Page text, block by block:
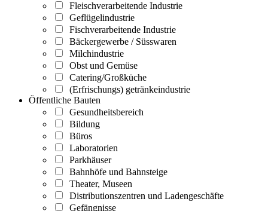
Fleischverarbeitende Industrie
Geflügelindustrie
Fischverarbeitende Industrie
Bäckergewerbe / Süsswaren
Milchindustrie
Obst und Gemüse
Catering/Großküche
(Erfrischungs) getränkeindustrie
Öffentliche Bauten
Gesundheitsbereich
Bildung
Büros
Laboratorien
Parkhäuser
Bahnhöfe und Bahnsteige
Theater, Museen
Distributionszentren und Ladengeschäfte
Gefängnisse